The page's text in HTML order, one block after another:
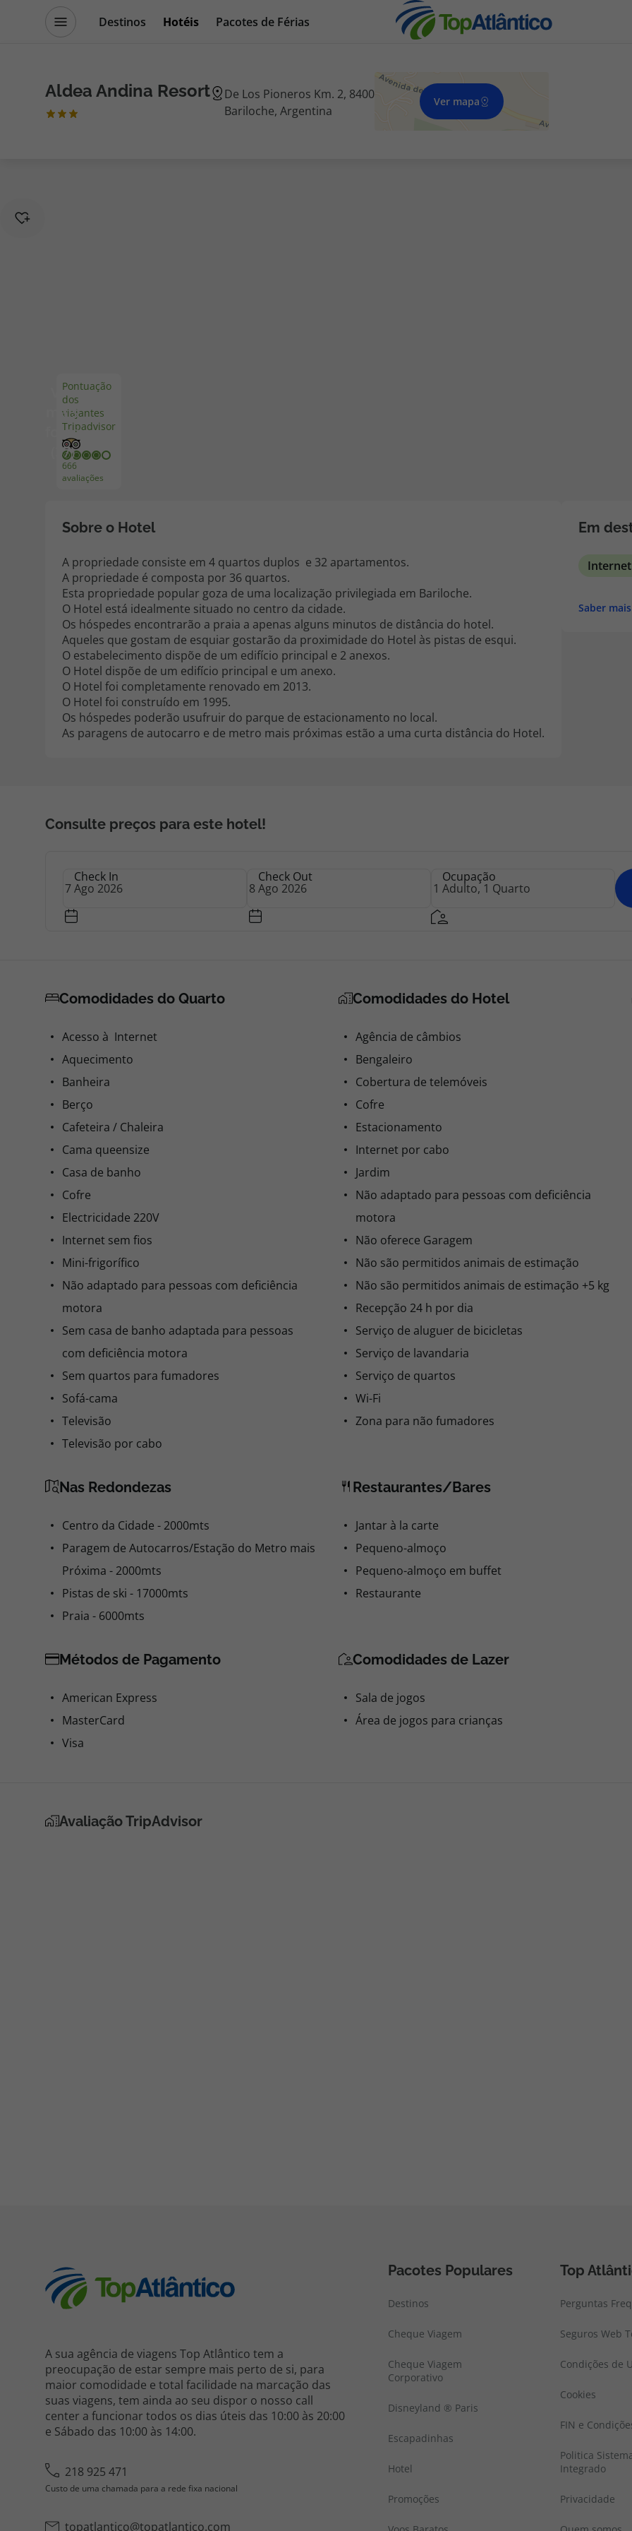
Destinos Hotéis
Pacotes de Férias
Disneyland ® Paris
Aldea Andina Resort
De Los Pioneros Km. 2, 8400
Bariloche, Argentina
Ver mapa
Pontuação
dos
viajantes
Tripadvisor
666
avaliações
Ver
mais
fotos
(37)
Sobre o Hotel
A propriedade consiste em 4 quartos duplos e 32 apartamentos.
A propriedade é composta por 36 quartos.
Esta propriedade popular goza de uma localização privilegiada em Bariloche.
O Hotel está idealmente situado no centro da cidade.
Os hóspedes encontrarão a praia a apenas alguns minutos de distância do hotel.
Aqueles que gostam de esquiar gostarão da proximidade do Hotel às pistas de esqui.
O estabelecimento dispõe de um edifício principal e 2 anexos.
O Hotel dispõe de um edifício principal e um anexo.
O Hotel foi completamente renovado em 2013.
O Hotel foi construído em 1995.
Os hóspedes poderão usufruir do parque de estacionamento no local.
As paragens de autocarro e de metro mais próximas estão a uma curta distância do Hotel.
Em
Saber
Consulte preços para este hotel!
Check In Check Out Ocupação
Comodidades do Quarto
Acesso à Internet
Aquecimento
Banheira
Berço
Cafeteira / Chaleira
Cama queensize
Casa de banho
Cofre
Electricidade 220V
Internet sem fios
Mini-frigorífico
Não adaptado para pessoas com deficiência
motora
Sem casa de banho adaptada para pessoas
com deficiência motora
Sem quartos para fumadores
Sofá-cama
Televisão
Televisão por cabo
Comodidades do Hotel
Agência de câmbios
Bengaleiro
Cobertura de telemóveis
Cofre
Estacionamento
Internet por cabo
Jardim
Não adaptado para pessoas com deficiência
motora
Não oferece Garagem
Não são permitidos animais de estimação
Não são permitidos animais de estimação +5 kg
Recepção 24 h por dia
Serviço de aluguer de bicicletas
Serviço de lavandaria
Serviço de quartos
Wi-Fi
Zona para não fumadores
Nas Redondezas
Centro da Cidade - 2000mts
Paragem de Autocarros/Estação do Metro mais
Próxima - 2000mts
Pistas de ski - 17000mts
Praia - 6000mts
Restaurantes/Bares
Jantar à la carte
Pequeno-almoço
Pequeno-almoço em buffet
Restaurante
Métodos de Pagamento
American Express
MasterCard
Visa
Comodidades de Lazer
Sala de jogos
Área de jogos para crianças
Avaliação TripAdvisor
A sua agência de viagens Top Atlântico tem a
preocupação de estar sempre mais perto de si, para
maior comodidade e total facilidade na marcação das
suas viagens, tem ainda ao seu dispor o nosso call
center a funcionar todos os dias úteis das 10:00 às 20:00
e Sábado das 10:00 às 14:00.
218 925 471
Custo de uma chamada para a rede fixa nacional
topatlantico@topatlantico.com
Pacotes Populares
Destinos
Cheque Viagem
Cheque Viagem
Corporativo
Disneyland ® Paris
Escapadinhas
Hotel
Promoções
Top
Perguntas
Seguros Web
Condições de
Cookies
FIN e
Politica
Integrado
Privacidade